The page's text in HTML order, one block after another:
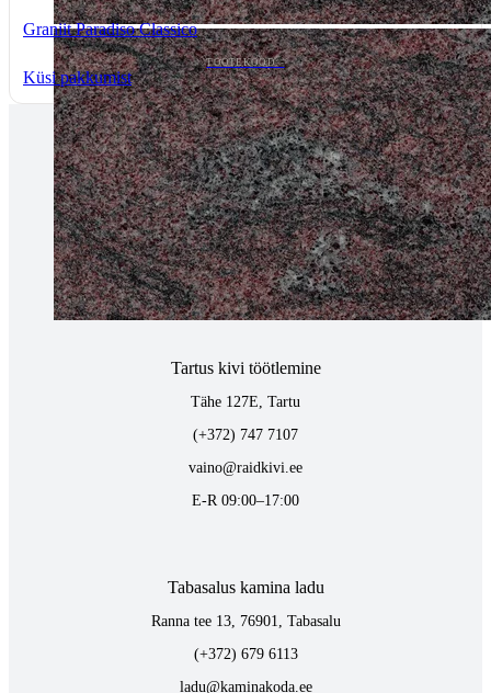
Graniit Paradiso Classico
TOOTEKOOD: -
Küsi pakkumist
Tallinnas kaminasalong
Pärnu mnt. 139E/2, 11317, Tallinn
(+372) 677 6977
kaminakoda@kaminakoda.ee
E-R 10:00-18:30
Tartus kivi töötlemine
Tähe 127E, Tartu
(+372) 747 7107
vaino@raidkivi.ee
E-R 09:00–17:00
Tabasalus kamina ladu
Ranna tee 13, 76901, Tabasalu
(+372) 679 6113
ladu@kaminakoda.ee